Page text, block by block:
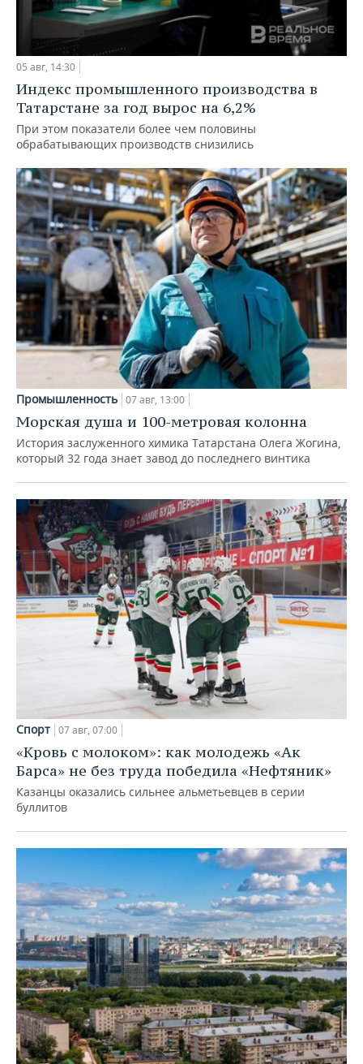
05 авг, 14:30
Индекс промышленного производства в
Татарстане за год вырос на 6,2%
При этом показатели более чем половины
обрабатывающих производств снизились
Промышленность 07 авг, 13:00
Морская душа и 100-метровая колонна
История заслуженного химика Татарстана Олега Жогина,
который 32 года знает завод до последнего винтика
Спорт 07 авг, 07:00
«Кровь с молоком»: как молодежь «Ак
Барса» не без труда победила «Нефтяник»
Казанцы оказались сильнее альметьевцев в серии
буллитов